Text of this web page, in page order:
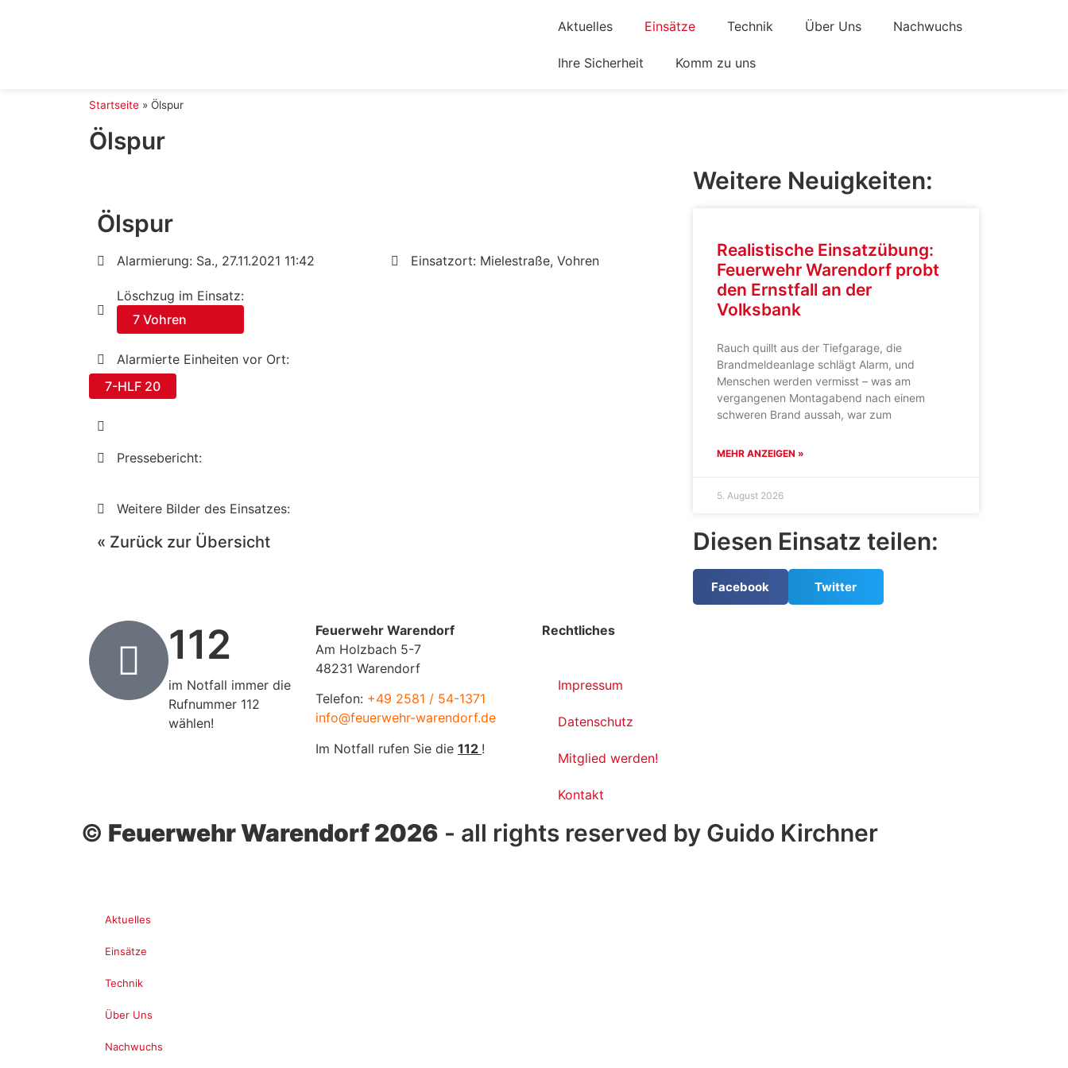
Aktuelles Einsätze Technik Über Uns Nachwuchs
Ihre Sicherheit Komm zu uns
Startseite » Ölspur
Ölspur
Ölspur
Alarmierung: Sa., 27.11.2021 11:42 Einsatzort: Mielestraße, Vohren
Löschzug im Einsatz:
7 Vohren
Alarmierte Einheiten vor Ort:
7-HLF 20
Pressebericht:
Weitere Bilder des Einsatzes:
« Zurück zur Übersicht
Weitere Neuigkeiten:
Realistische Einsatzübung:
Feuerwehr Warendorf probt
den Ernstfall an der
Volksbank
Rauch quillt aus der Tiefgarage, die
Brandmeldeanlage schlägt Alarm, und
Menschen werden vermisst – was am
vergangenen Montagabend nach einem
schweren Brand aussah, war zum
MEHR ANZEIGEN »
5. August 2026
Diesen Einsatz teilen:
Facebook Twitter
112
im Notfall immer die
Rufnummer 112
wählen!
Feuerwehr Warendorf
Am Holzbach 5-7
48231 Warendorf
Telefon: +49 2581 / 54-1371
info@feuerwehr-warendorf.de
Im Notfall rufen Sie die 112 !
Rechtliches
Impressum
Datenschutz
Mitglied werden!
Kontakt
© Feuerwehr Warendorf 2026 - all rights reserved by Guido Kirchner
Aktuelles
Einsätze
Technik
Über Uns
Nachwuchs